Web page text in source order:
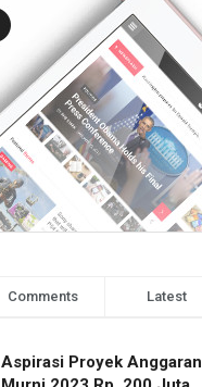
Comments Latest
Aspirasi Proyek Anggaran